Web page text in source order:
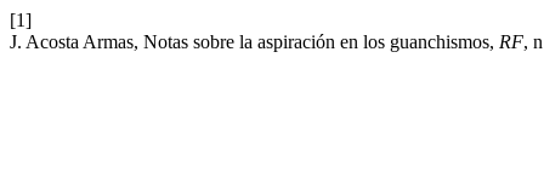
[1]
J. Acosta Armas, Notas sobre la aspiración en los guanchismos, RF,